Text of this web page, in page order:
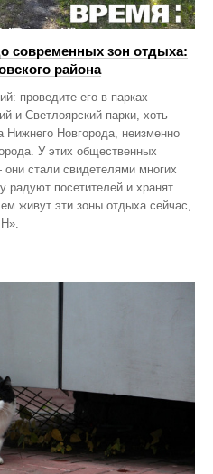
современных зон отдыха:
района
проведите его в парках
и Светлоярский парки, хоть
Нижнего Новгорода, неизменно
У этих общественных
они стали свидетелями многих
радуют посетителей и хранят
живут эти зоны отдыха сейчас,